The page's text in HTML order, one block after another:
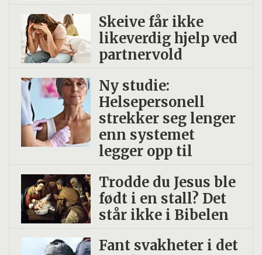
Skeive får ikke
likeverdig hjelp ved
partnervold
Ny studie:
Helsepersonell
strekker seg lenger
enn systemet
legger opp til
Trodde du Jesus ble
født i en stall? Det
står ikke i Bibelen
Fant svakheter i det